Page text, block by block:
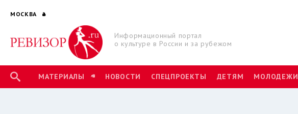
МОСКВА
Информационный портал
о культуре в России и за рубежом
МАТЕРИАЛЫ НОВОСТИ СПЕЦПРОЕКТЫ ДЕТЯМ МОЛОДЕЖИ